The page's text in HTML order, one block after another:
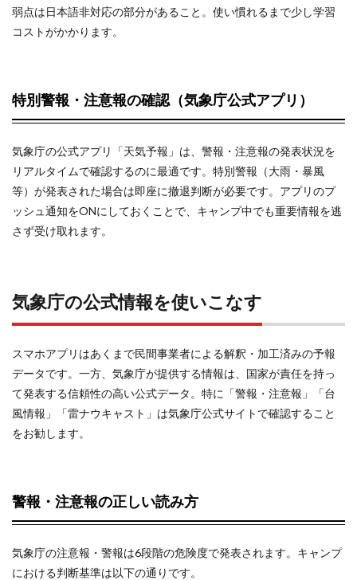
み合
わせ
方
状況
別・
予報
を見
た後
の行
ロー
前〜
当日
のチ
クリ
スト
くある質
問
Q1. 前
報だ
った
弱点は日本語非対応の部分があること。使い慣れるまで少し学習
コストがかかります。
特別警報・注意報の確認（気象庁公式アプリ）
気象庁の公式アプリ「天気予報」は、警報・注意報の発表状況を
リアルタイムで確認するのに最適です。特別警報（大雨・暴風
等）が発表された場合は即座に撤退判断が必要です。アプリのプ
ッシュ通知をONにしておくことで、キャンプ中でも重要情報を逃
さず受け取れます。
気象庁の公式情報を使いこなす
スマホアプリはあくまで民間事業者による解釈・加工済みの予報
データです。一方、気象庁が提供する情報は、国家が責任を持っ
て発表する信頼性の高い公式データ。特に「警報・注意報」「台
風情報」「雷ナウキャスト」は気象庁公式サイトで確認すること
をお勧します。
警報・注意報の正しい読み方
気象庁の注意報・警報は6段階の危険度で発表されます。キャンプ
における判断基準は以下の通りです。